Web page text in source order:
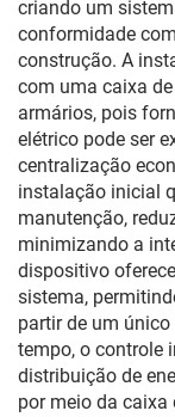
criando um
conformidade
construção. A
com uma caixa
armários, pois
elétrico pode ser
centralização
instalação inicial
manutenção,
minimizando a
dispositivo
sistema,
partir de um
tempo, o controle
distribuição de
por meio da